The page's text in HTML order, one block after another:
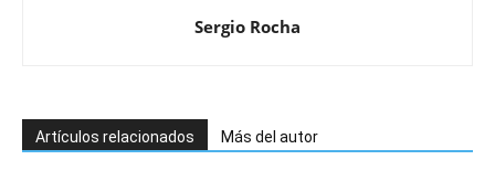
Sergio Rocha
Artículos relacionados Más del autor